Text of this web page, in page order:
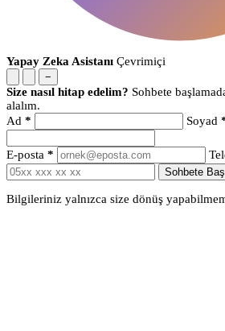
Yapay Zeka Asistanı Çevrimiçi
−
Size nasıl hitap edelim? Sohbete
alalım.
Ad * Soyad
E-posta *
Sohbete
Bilgileriniz yalnızca size dönüş